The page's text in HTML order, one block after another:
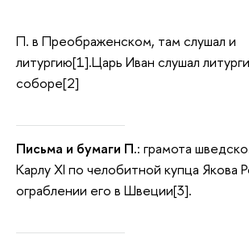
П. в Преображенском, там слушал и
литургию[1].Царь Иван слушал
соборе[2]
Письма и бумаги П.: грамота
Карлу XI по челобитной купца Якова
ограблении его в Швеции[3].